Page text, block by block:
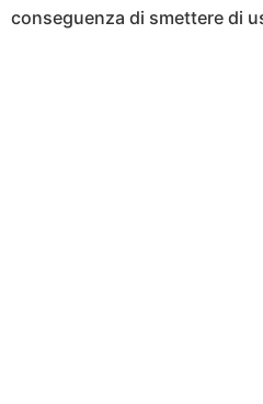
conseguenza di smettere di